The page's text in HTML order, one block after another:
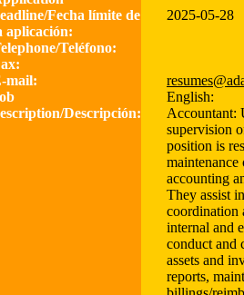
Fecha límite de
aplicación:
2025-05-28
Teléfono:
mail:
Descripción:
English:
Accountant:
supervision
position is
accounting
They assist
coordination
internal and
conduct and
assets and
reports,